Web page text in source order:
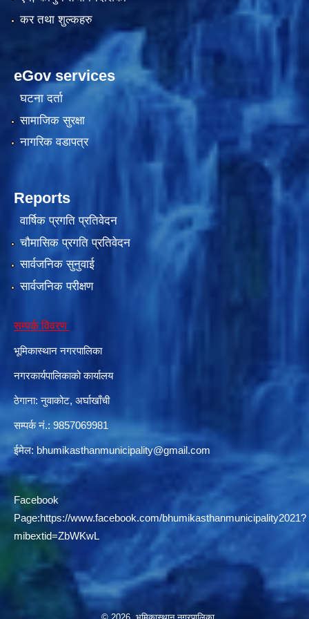
कर तथा शुल्कहरु
eGov services
घटना दर्ता
सामाजिक सुरक्षा
नागरिक वडापत्र
Reports
वार्षिक प्रगति प्रतिवेदन
चौमासिक प्रगति प्रतिवेदन
सार्वजनिक सुनुवाई
सार्वजनिक परीक्षण
सम्पर्क विवरण
भूमिकास्थान नगरपालिका
नगरकार्यपालिकाको कार्यालय
ठेगाना: नुवाकोट, अर्घाखाँची
सम्पर्क नं.: 9857069981
ईमेल: bhumikasthanmunicipality@gmail.com
Facebook
Page:https://www.facebook.com/bhumikasthanmunicipality2021?
mibextid=ZbWKwL